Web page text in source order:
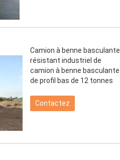
Camion à benne basculante
résistant industriel de
camion à benne basculante
de profil bas de 12 tonnes
Contactez